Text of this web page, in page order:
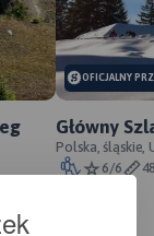
W
i okolic.
i Stare
OFICJALNY
Główny
Polska, śląskie,
6/6